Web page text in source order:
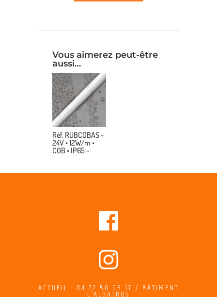
Vous aimerez peut-être
aussi…
Réf. RUBCOBAS ~
24V • 12W/m •
COB • IP65 ~
ACCUEIL : 04 72 50 65 17 / BÂTIMENT
L’ALBATROS